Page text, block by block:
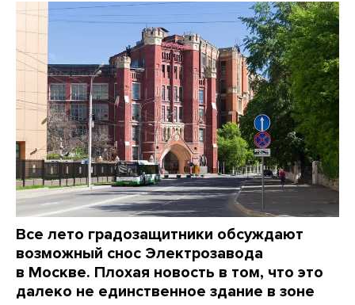
Все лето градозащитники обсуждают
возможный снос Электрозавода
в Москве. Плохая новость в том, что это
далеко не единственное здание в зоне